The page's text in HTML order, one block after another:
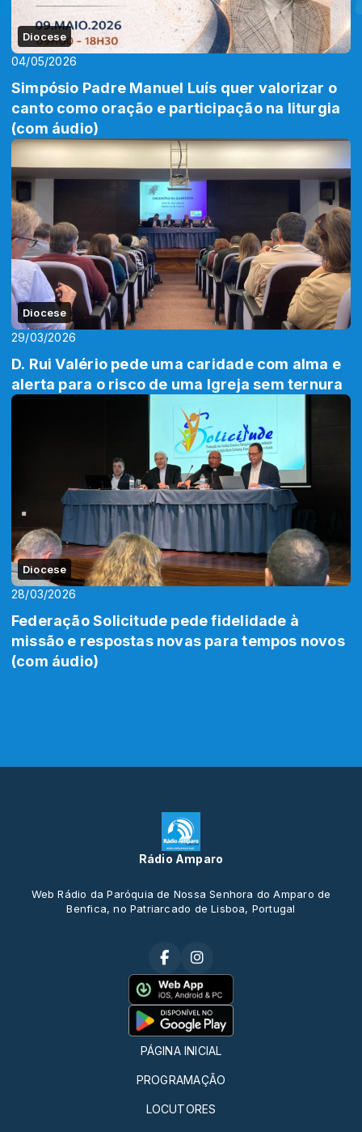
Diocese
04/05/2026
Simpósio Padre Manuel Luís quer valorizar o
canto como oração e participação na liturgia
(com áudio)
Diocese
29/03/2026
D. Rui Valério pede uma caridade com alma e
alerta para o risco de uma Igreja sem ternura
Diocese
28/03/2026
Federação Solicitude pede fidelidade à
missão e respostas novas para tempos novos
(com áudio)
Rádio Amparo
Web Rádio da Paróquia de Nossa Senhora do Amparo de
Benfica, no Patriarcado de Lisboa, Portugal
PÁGINA INICIAL
PROGRAMAÇÃO
LOCUTORES